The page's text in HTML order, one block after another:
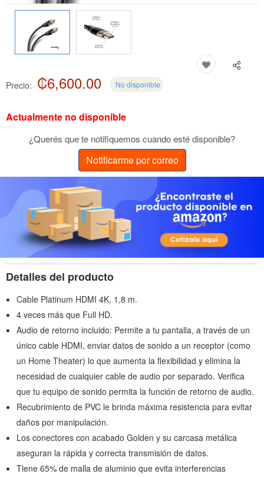
Precio: ₡6,600.00 No disponible
Actualmente no disponible
¿Querés que te notifiquemos cuando esté disponible?
Notificarme por correo
Detalles del producto
Cable Platinum HDMI 4K, 1,8 m.
4 veces más que Full HD.
Audio de retorno incluido: Permite a tu pantalla, a través de un
único cable HDMI, enviar datos de sonido a un receptor (como
un Home Theater) lo que aumenta la flexibilidad y elimina la
necesidad de cualquier cable de audio por separado. Verifica
que tu equipo de sonido permita la función de retorno de audio.
Recubrimiento de PVC le brinda máxima resistencia para evitar
daños por manipulación.
Los conectores con acabado Golden y su carcasa metálica
aseguran la rápida y correcta transmisión de datos.
Tiene 65% de malla de aluminio que evita interferencias